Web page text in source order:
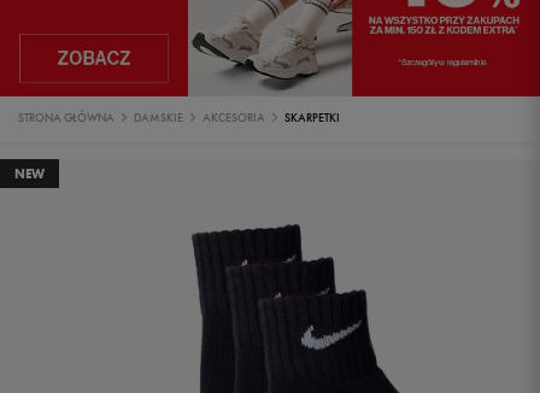
STRONA GŁÓWNA DAMSKIE AKCESORIA SKARPETKI
NEW